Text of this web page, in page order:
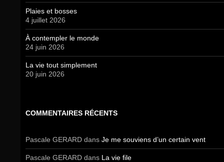
Plaies et bosses
4 juillet 2026
À contempler le monde
24 juin 2026
La vie tout simplement
20 juin 2026
COMMENTAIRES RÉCENTS
Pascale GERARD dans Je me souviens d’un certain vent
Pascale GERARD dans La vie file